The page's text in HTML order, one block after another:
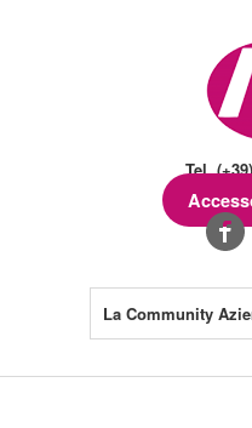
Tel.
La Community